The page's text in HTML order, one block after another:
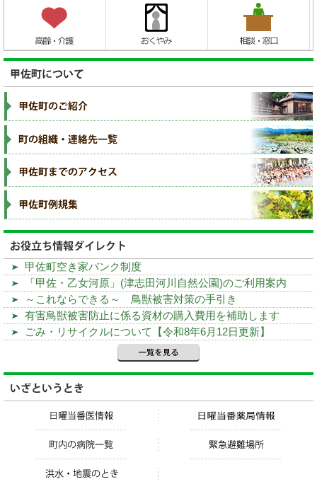
甲佐町空き家バンク制度
「甲佐・乙女河原」(津志田河川自然公園)のご利用案内
～これならできる～ 鳥獣被害対策の手引き
有害鳥獣被害防止に係る資材の購入費用を補助します
ごみ・リサイクルについて【令和8年6月12日更新】